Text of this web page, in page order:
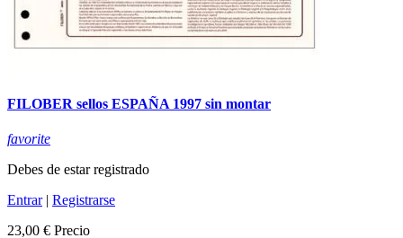
FILOBER sellos ESPAÑA 1997 sin montar
favorite
Debes de estar registrado
Entrar| Registrarse
23,00 € Precio